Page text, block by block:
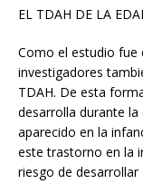
EL TDAH DE LA
Como el estudio fue
investigadores
TDAH. De esta
desarrolla durante
aparecido en la
este trastorno en la
riesgo de